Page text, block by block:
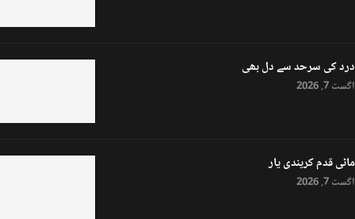
درد کی سرحد سے دل بھی
اگست 7, 2026
ماٹی قدم کریندی یار
اگست 7, 2026